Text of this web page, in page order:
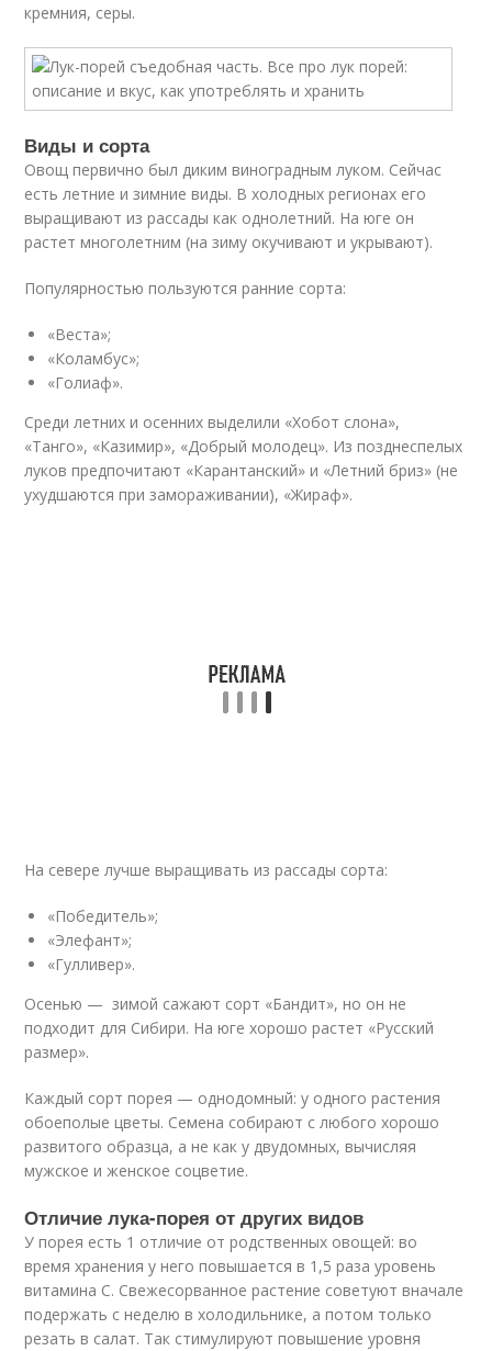
кремния, серы.
Виды и сорта
Овощ первично был диким виноградным луком. Сейчас
есть летние и зимние виды. В холодных регионах его
выращивают из рассады как однолетний. На юге он
растет многолетним (на зиму окучивают и укрывают).
Популярностью пользуются ранние сорта:
«Веста»;
«Коламбус»;
«Голиаф».
Среди летних и осенних выделили «Хобот слона»,
«Танго», «Казимир», «Добрый молодец». Из позднеспелых
луков предпочитают «Карантанский» и «Летний бриз» (не
ухудшаются при замораживании), «Жираф».
На севере лучше выращивать из рассады сорта:
«Победитель»;
«Элефант»;
«Гулливер».
Осенью — зимой сажают сорт «Бандит», но он не
подходит для Сибири. На юге хорошо растет «Русский
размер».
Каждый сорт порея — однодомный: у одного растения
обоеполые цветы. Семена собирают с любого хорошо
развитого образца, а не как у двудомных, вычисляя
мужское и женское соцветие.
Отличие лука-порея от других видов
У порея есть 1 отличие от родственных овощей: во
время хранения у него повышается в 1,5 раза уровень
витамина C. Свежесорванное растение советуют вначале
подержать с неделю в холодильнике, а потом только
резать в салат. Так стимулируют повышение уровня